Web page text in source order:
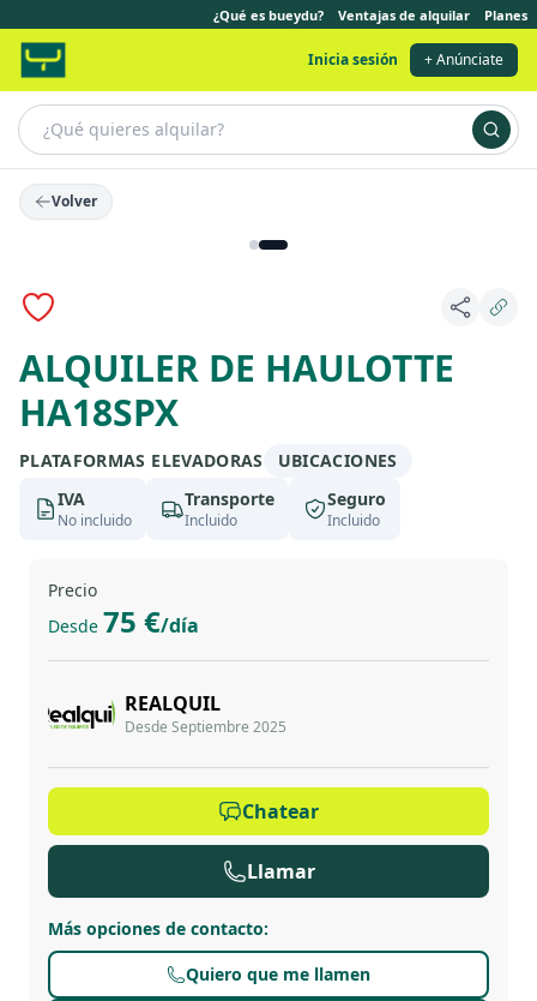
¿Qué es bueydu? Ventajas de alquilar Planes
Inicia sesión + Anúnciate
Volver
ALQUILER DE HAULOTTE
HA18SPX
PLATAFORMAS ELEVADORAS
UBICACIONES
IVA
No incluido
Transporte
Incluido
Seguro
Incluido
Precio
Desde 75 €/día
REALQUIL
Desde Septiembre 2025
Chatear
Llamar
Más opciones de contacto:
Quiero que me llamen